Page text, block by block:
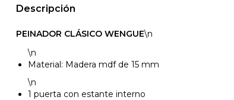
Descripción
PEINADOR CLÁSICO WENGUE\n
\n
Material: Madera mdf de 15 mm
\n
1 puerta con estante interno